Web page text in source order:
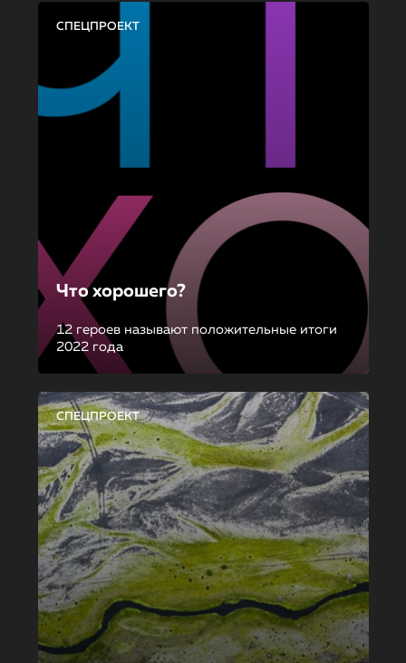
СПЕЦПРОЕКТ
Что хорошего?
12 героев называют положительные итоги
2022 года
СПЕЦПРОЕКТ